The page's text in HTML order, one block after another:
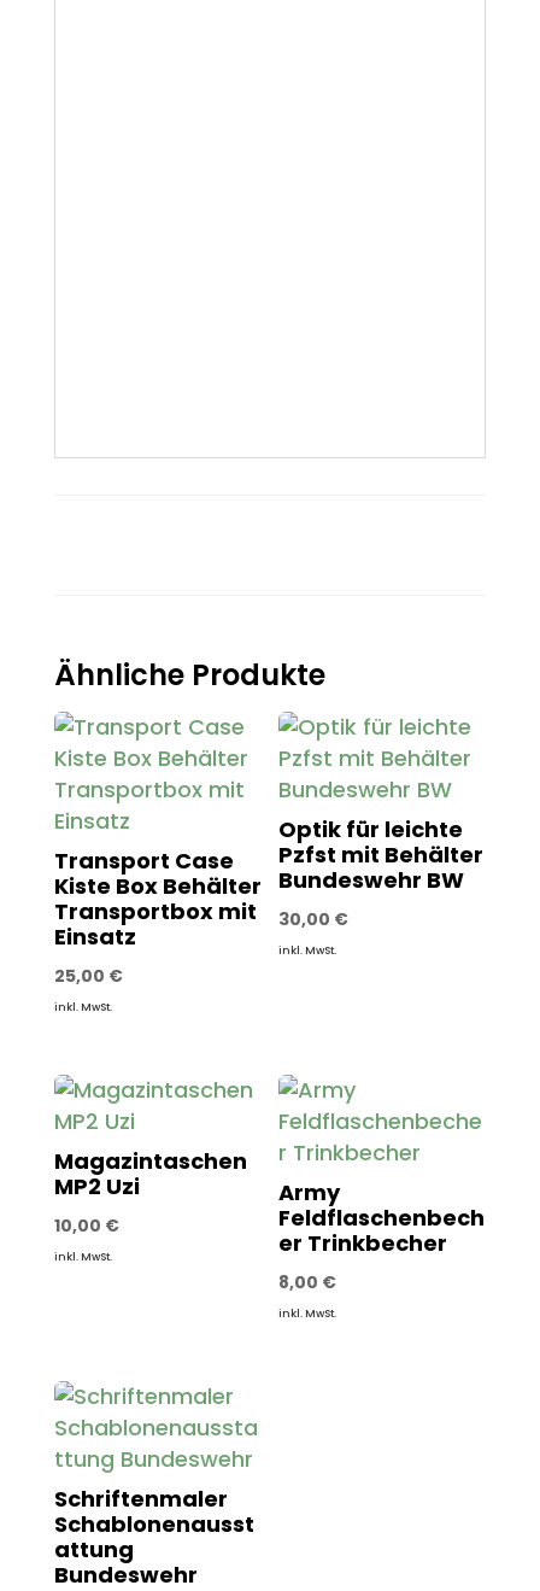
Ähnliche Produkte
Transport Case
Kiste Box Behälter
Transportbox mit
Einsatz
25,00 €
inkl. MwSt.
Optik für leichte
Pzfst mit Behälter
Bundeswehr BW
30,00 €
inkl. MwSt.
Magazintaschen
MP2 Uzi
10,00 €
inkl. MwSt.
Army
Feldflaschenbech
er Trinkbecher
8,00 €
inkl. MwSt.
Schriftenmaler
Schablonenausst
attung
Bundeswehr